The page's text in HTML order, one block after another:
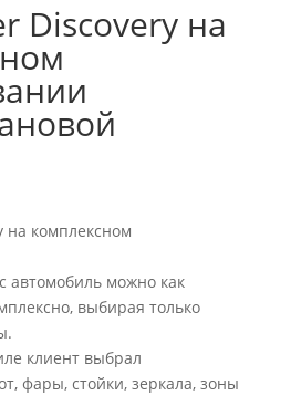
Discovery на
на комплексном
автомобиль можно как
выбирая только
клиент выбрал
фары, стойки, зеркала, зоны